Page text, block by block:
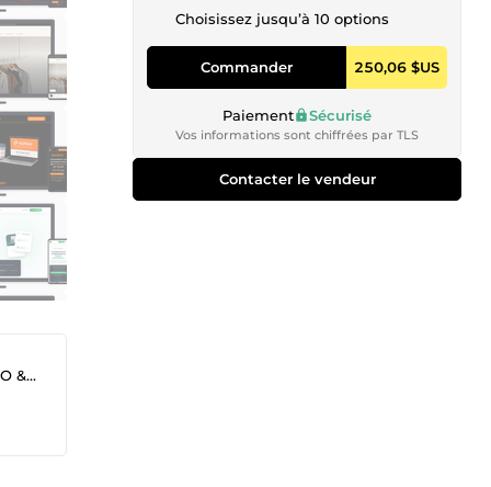
Choisissez jusqu’à 10 options
Commander 250,06 $US
Paiement Sécurisé
Vos informations sont chiffrées par TLS
Contacter le vendeur